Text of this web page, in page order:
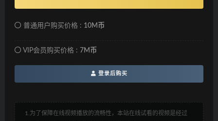
普通用户购买价格 : 10M币
VIP会员购买价格 : 7M币
登录后购买
1.为了保障在线视频播放的流畅性，本站在线试看的视频是经过